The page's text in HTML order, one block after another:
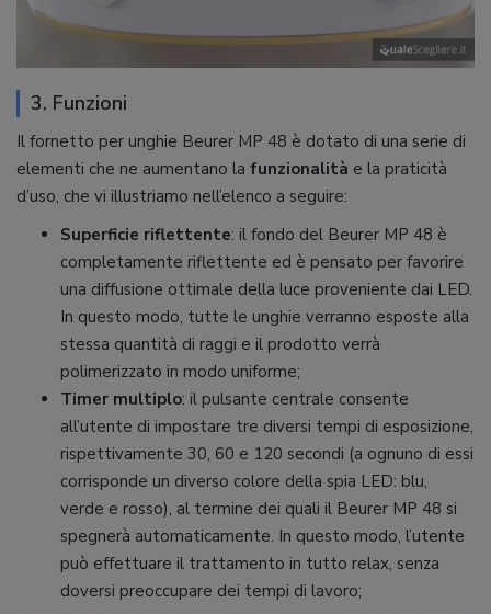
3. Funzioni
Il fornetto per unghie Beurer MP 48 è dotato di una serie di
elementi che ne aumentano la funzionalità e la praticità
d’uso, che vi illustriamo nell’elenco a seguire:
Superficie riflettente: il fondo del Beurer MP 48 è
completamente riflettente ed è pensato per favorire
una diffusione ottimale della luce proveniente dai LED.
In questo modo, tutte le unghie verranno esposte alla
stessa quantità di raggi e il prodotto verrà
polimerizzato in modo uniforme;
Timer multiplo: il pulsante centrale consente
all’utente di impostare tre diversi tempi di esposizione,
rispettivamente 30, 60 e 120 secondi (a ognuno di essi
corrisponde un diverso colore della spia LED: blu,
verde e rosso), al termine dei quali il Beurer MP 48 si
spegnerà automaticamente. In questo modo, l’utente
può effettuare il trattamento in tutto relax, senza
doversi preoccupare dei tempi di lavoro;